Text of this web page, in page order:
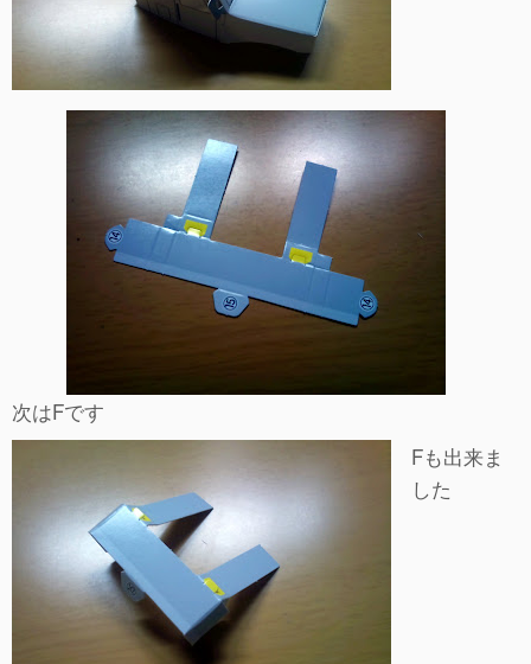
次はFです
Fも出来ま
した